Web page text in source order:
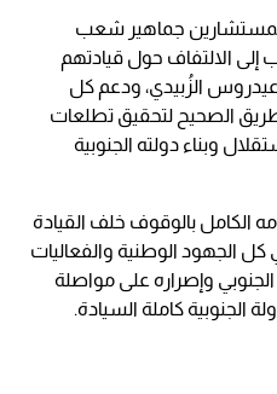
جماهير شعب
الالتفاف حول قيادتهم
عيدروس الزُبيدي، ودعم كل
الصحيح لتحقيق تطلعات
وبناء دولته الجنوبية
الكامل بالوقوف خلف القيادة
كل الجهود الوطنية والفعاليات
وإصراره على مواصلة
الجنوبية كاملة السيادة.